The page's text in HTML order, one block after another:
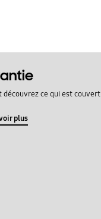
ce qui est couvert
plus